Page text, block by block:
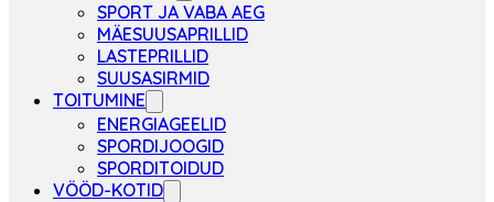
SPORT JA VABA AEG
MÄESUUSAPRILLID
LASTEPRILLID
SUUSASIRMID
TOITUMINE
ENERGIAGEELID
SPORDIJOOGID
SPORDITOIDUD
VÖÖD-KOTID